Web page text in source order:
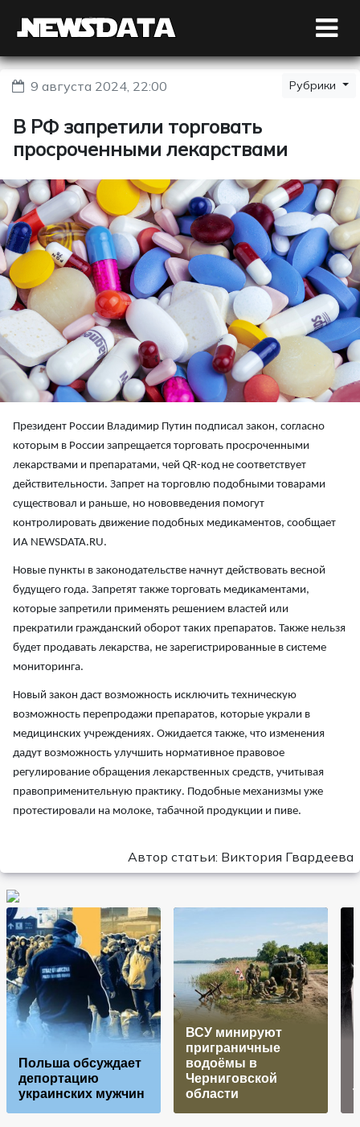
9 августа 2024, 22:00 Рубрики
В РФ запретили торговать
просроченными лекарствами
Президент России Владимир Путин подписал закон, согласно
которым в России запрещается торговать просроченными
лекарствами и препаратами, чей QR-код не соответствует
действительности. Запрет на торговлю подобными товарами
существовал и раньше, но нововведения помогут
контролировать движение подобных медикаментов, сообщает
ИА NEWSDATA.RU.
Новые пункты в законодательстве начнут действовать весной
будущего года. Запретят также торговать медикаментами,
которые запретили применять решением властей или
прекратили гражданский оборот таких препаратов. Также нельзя
будет продавать лекарства, не зарегистрированные в системе
мониторинга.
Новый закон даст возможность исключить техническую
возможность перепродажи препаратов, которые украли в
медицинских учреждениях. Ожидается также, что изменения
дадут возможность улучшить нормативное правовое
регулирование обращения лекарственных средств, учитывая
правоприменительную практику. Подобные механизмы уже
протестировали на молоке, табачной продукции и пиве.
Автор статьи: Виктория Гвардеева
Польша обсуждает
депортацию
украинских мужчин
ВСУ минируют
приграничные
водоёмы в
Черниговской
области